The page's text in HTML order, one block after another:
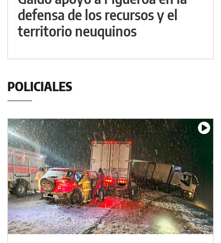
defensa de los recursos y el
territorio neuquinos
POLICIALES